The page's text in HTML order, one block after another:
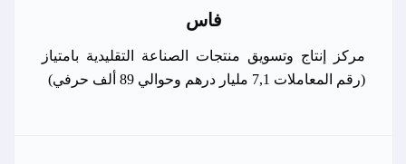
فاس
مركز إنتاج وتسويق منتجات الصناعة التقليدية بامتياز
(رقم المعاملات 7,1 مليار درهم وحوالي 89 ألف حرفي)